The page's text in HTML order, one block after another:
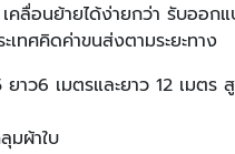
คลื่อนย้ายได้ง่ายกว่า รับออก
เทศคิดค่าขนส่งตามระยะทาง
ว6 เมตรและยาว 12 เมตร
มผ้าใบ